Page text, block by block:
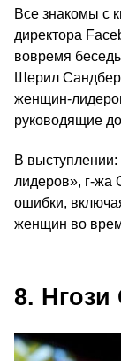
Все знакомы с
директора
вовремя
Шерил
женщин-
руководящие
В
лидеров», г‑жа
ошибки,
женщин во
8.